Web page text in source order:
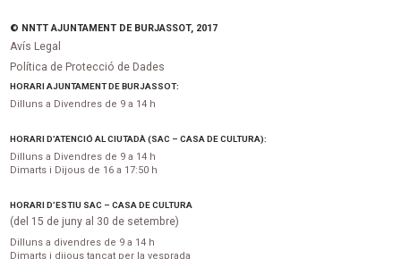
© NNTT AJUNTAMENT DE BURJASSOT, 2017
Avís Legal
Política de Protecció de Dades
HORARI AJUNTAMENT DE BURJASSOT:
Dilluns a Divendres de 9 a 14 h
HORARI D’ATENCIÓ AL CIUTADÀ (SAC – CASA DE CULTURA):
Dilluns a Divendres de 9 a 14 h
Dimarts i Dijous de 16 a 17:50 h
HORARI D’ESTIU SAC – CASA DE CULTURA
(del 15 de juny al 30 de setembre)
Dilluns a divendres de 9 a 14 h
Dimarts i dijous tancat per la vesprada